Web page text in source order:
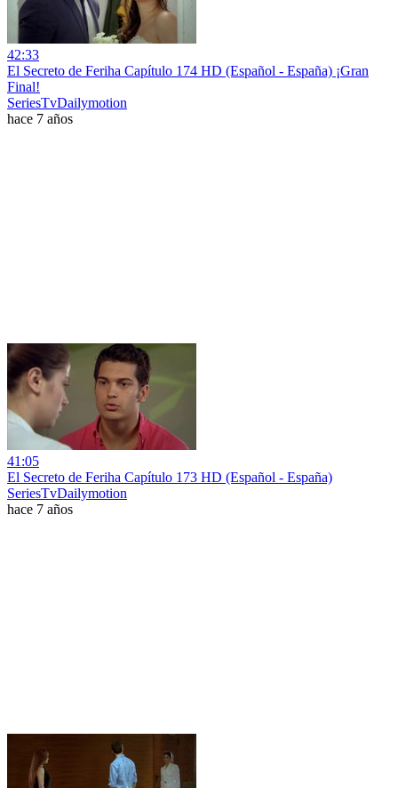
42:33
El Secreto de Feriha Capítulo 174 HD (Español - España) ¡Gran
Final!
SeriesTvDailymotion
hace 7 años
41:05
El Secreto de Feriha Capítulo 173 HD (Español - España)
SeriesTvDailymotion
hace 7 años